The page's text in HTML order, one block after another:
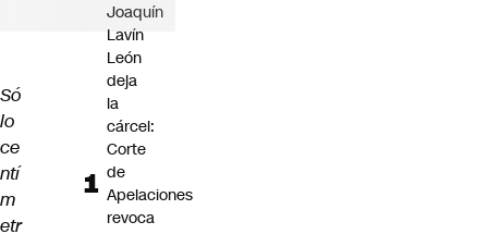
Só
lo
ce
ntí
m
etr
Joaquín
Lavín
León
deja
la
cárcel:
Corte
de
Apelaciones
revoca